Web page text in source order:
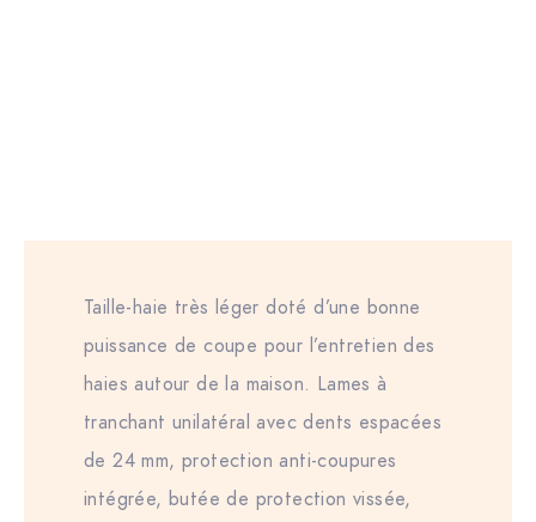
Taille-haie très léger doté d’une bonne
puissance de coupe pour l’entretien des
haies autour de la maison. Lames à
tranchant unilatéral avec dents espacées
de 24 mm, protection anti-coupures
intégrée, butée de protection vissée,